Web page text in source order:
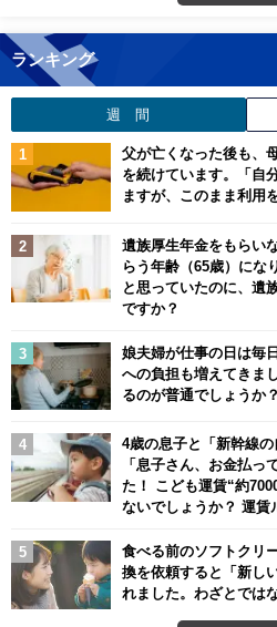
ランキング
週 間
父が亡くなった後も、
を続けています。「自
ますが、このまま利用
遺族厚生年金をもらい
らう年齢（65歳）にな
と思っていたのに、遺
ですか？
娘夫婦が仕事の日は毎
への負担も増えてきま
るのが普通でしょうか？
4歳の息子と「新幹線
「息子さん、お金払っ
た！ こども運賃“約
ないでしょうか？ 運賃
食べる前のソフトクリ
換を依頼すると「新し
れました。わざとでは